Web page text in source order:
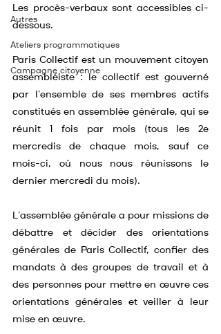
Autres
Ateliers programmatiques
Campagne citoyenne
Les procès-verbaux sont accessibles ci-
dessous.
Paris Collectif est un mouvement citoyen
assembléiste : le collectif est gouverné
par l’ensemble de ses membres actifs
constitués en assemblée générale, qui se
réunit 1 fois par mois (tous les 2e
mercredis de chaque mois, sauf ce
mois-ci, où nous nous réunissons le
dernier mercredi du mois).
L’assemblée générale a pour missions de
débattre et décider des orientations
générales de Paris Collectif, confier des
mandats à des groupes de travail et à
des personnes pour mettre en œuvre ces
orientations générales et veiller à leur
mise en œuvre.